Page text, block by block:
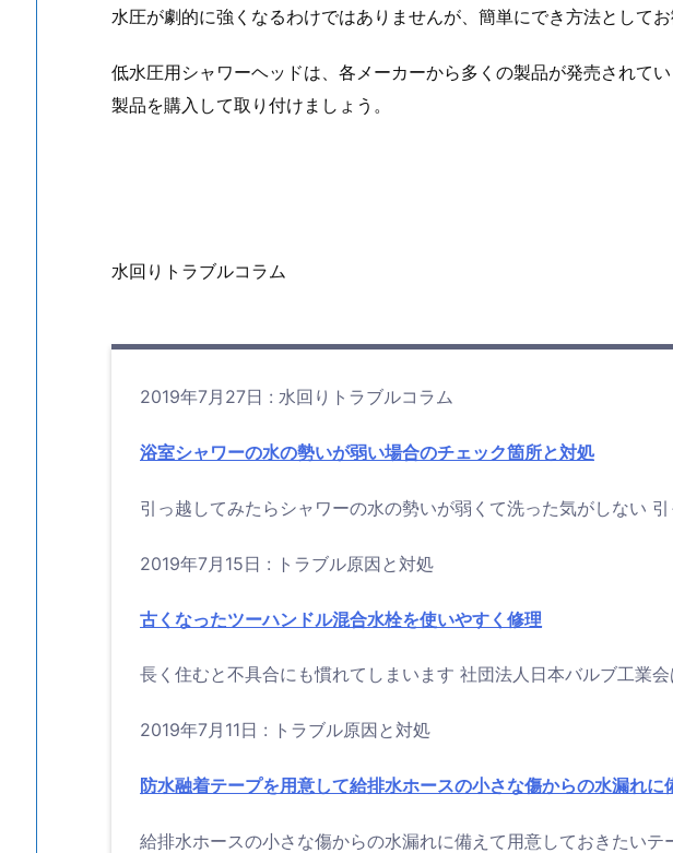
ナ
つ
1.
水
用
ャ
ー
ッ
へ
交
水圧が劇的に強くなるわけではありませんが、簡単にでき方法としてお
低水圧用シャワーヘッドは、各メーカーから多くの製品が発売されて
製品を購入して取り付けましょう。
水回りトラブルコラム
2019年7月27日 : 水回りトラブルコラム
浴室シャワーの水の勢いが弱い場合のチェック箇所と対処
引っ越してみたらシャワーの水の勢いが弱くて洗った気がしない
2019年7月15日 : トラブル原因と対処
古くなったツーハンドル混合水栓を使いやすく修理
長く住むと不具合にも慣れてしまいます 社団法人日本バルブ工業
2019年7月11日 : トラブル原因と対処
防水融着テープを用意して給排水ホースの小さな傷からの水漏れに
給排水ホースの小さな傷からの水漏れに備えて用意しておきたいテ